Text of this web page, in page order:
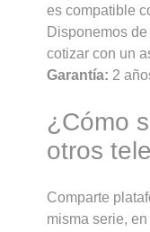
es compatible
Disponemos
cotizar con un
Garantía: 2
¿Cómo
otros
Comparte
misma serie,